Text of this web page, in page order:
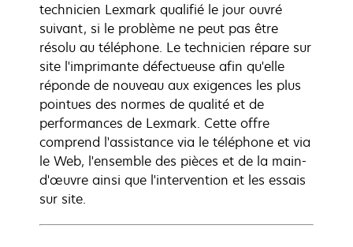
technicien Lexmark qualifié le jour ouvré
suivant, si le problème ne peut pas être
résolu au téléphone. Le technicien répare sur
site l'imprimante défectueuse afin qu'elle
réponde de nouveau aux exigences les plus
pointues des normes de qualité et de
performances de Lexmark. Cette offre
comprend l'assistance via le téléphone et via
le Web, l'ensemble des pièces et de la main-
d'œuvre ainsi que l'intervention et les essais
sur site.